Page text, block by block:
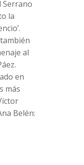
Serrano
la
al
en
más
Belén: